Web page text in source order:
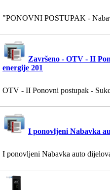
"PONOVNI POSTUPAK -
Završeno - OTV - II
energije 201
OTV - II Ponovni postupak -
I ponovljeni Nabavka
I ponovljeni Nabavka auto